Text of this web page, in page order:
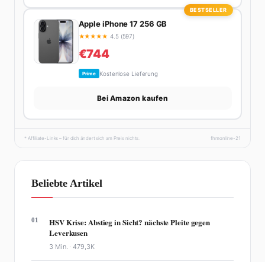
BESTSELLER
Apple iPhone 17 256 GB
★★★★★ 4.5 (597)
€744
Prime Kostenlose Lieferung
Bei Amazon kaufen
* Affiliate-Links – für dich ändert sich am Preis nichts. fhmonline-21
Beliebte Artikel
01
HSV Krise: Abstieg in Sicht? nächste Pleite gegen
Leverkusen
3 Min. ·479,3K